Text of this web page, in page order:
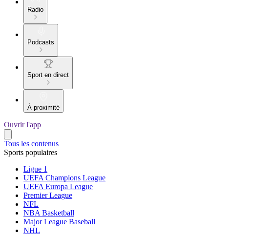
Radio
Podcasts
Sport en direct
À proximité
Ouvrir l'app
Tous les contenus
Sports populaires
Ligue 1
UEFA Champions League
UEFA Europa League
Premier League
NFL
NBA Basketball
Major League Baseball
NHL